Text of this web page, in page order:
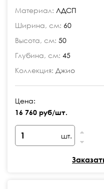
Материал: ЛДСП
Ширина, см: 60
Высота, см: 50
Глубина, см: 45
Коллекция: Джио
Цена:
16 760 руб/шт.
шт.